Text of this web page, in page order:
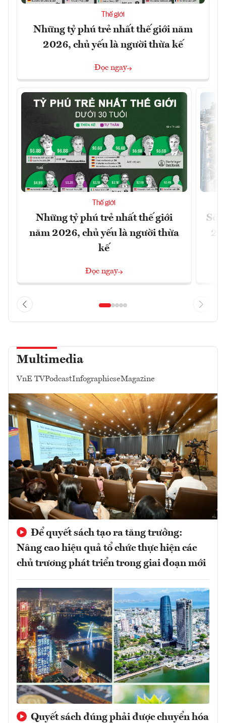
Thế giới
Những tỷ phú trẻ nhất thế giới năm
2026, chủ yếu là người thừa kế
Đọc ngay
Thế giới
Những tỷ phú trẻ nhất thế giới
năm 2026, chủ yếu là người thừa
kế
Đọc ngay
Số
Multimedia
VnE TVPodcastInfographicseMagazine
Để quyết sách tạo ra tăng trưởng:
Nâng cao hiệu quả tổ chức thực hiện các
chủ trương phát triển trong giai đoạn mới
Quyết sách đúng phải được chuyển hóa